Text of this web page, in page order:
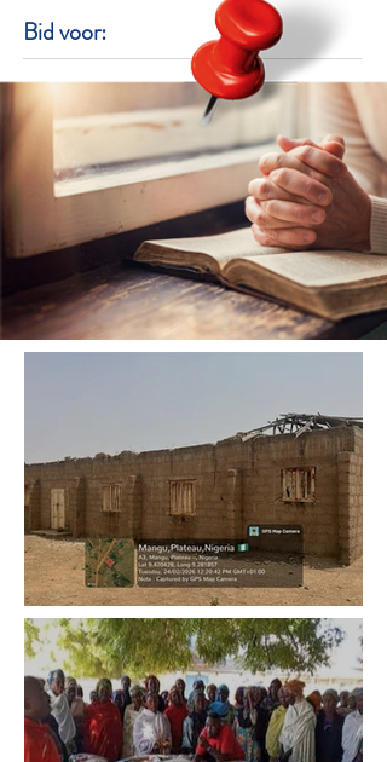
Bid voor:
Kerken herbouwen